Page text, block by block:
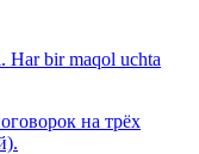
Har bir maqol uchta
на трёх